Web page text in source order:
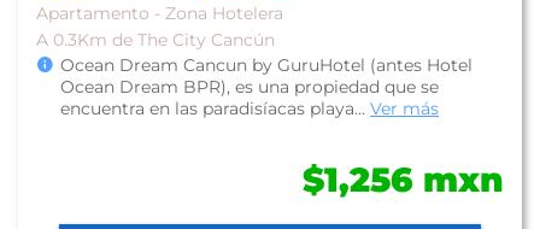
Apartamento - Zona Hotelera
A 0.3Km de The City Cancún
Ocean Dream Cancun by GuruHotel (antes Hotel
Ocean Dream BPR), es una propiedad que se
encuentra en las paradisíacas playa... Ver más
$1,256 mxn